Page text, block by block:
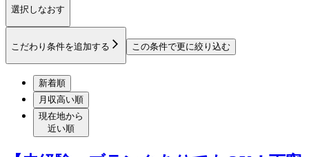
選択しなおす
こだわり条件を追加する この条件で更に絞り込む
新着順
月収高い順
現在地から
近い順